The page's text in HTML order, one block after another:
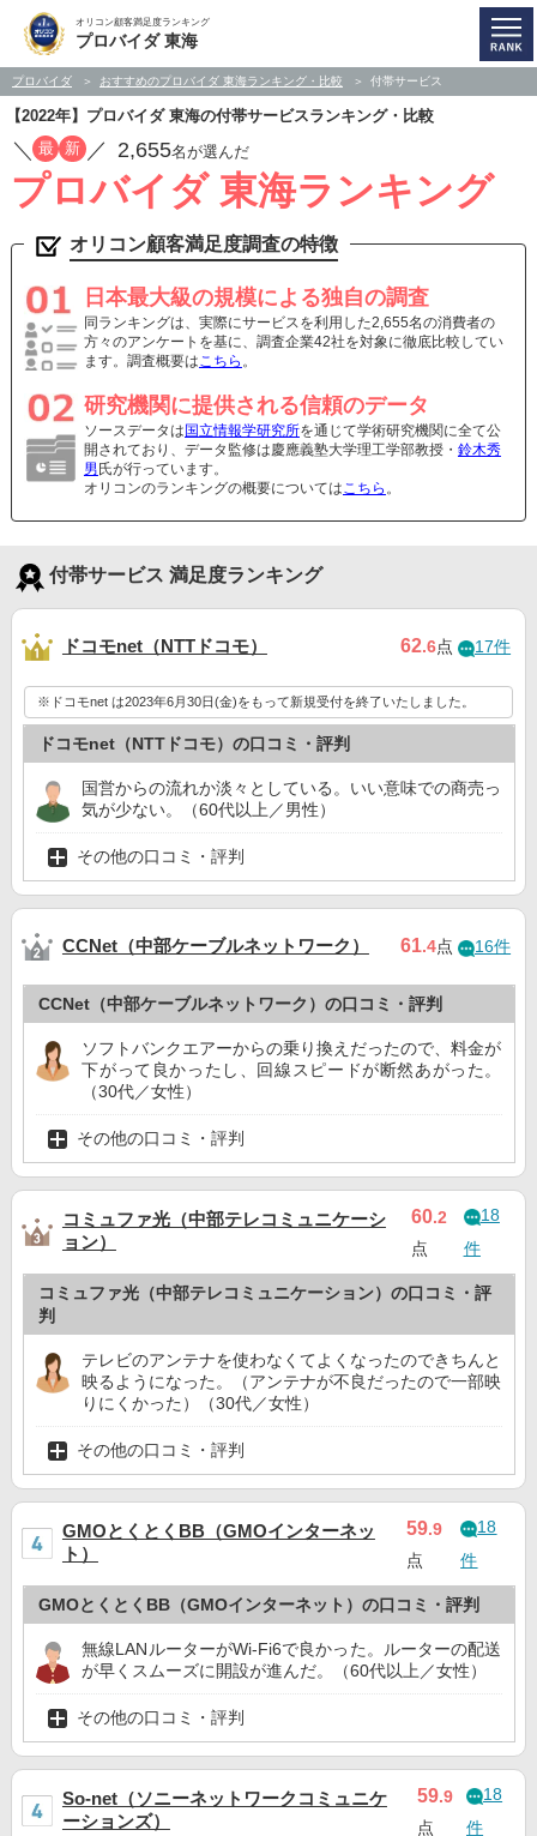
オリコン顧客満足度ランキング
プロバイダ 東海
プロバイダ おすすめのプロバイダ 東海ランキング・比較 付帯サービス
【2022年】プロバイダ 東海の付帯サービスランキング・比較
／ 最 新 ／ 2,655名が選んだ
プロバイダ 東海ランキング
オリコン顧客満足度調査の特徴
日本最大級の規模による独自の調査
同ランキングは、実際にサービスを利用した2,655名の消費者の
方々のアンケートを基に、調査企業42社を対象に徹底比較してい
ます。調査概要はこちら 。
研究機関に提供される信頼のデータ
ソースデータは 国立情報学研究所を通じて学術研究機関に全て公
開されており、データ監修は慶應義塾大学理工学部教授・ 鈴木秀
男 氏が行っています。
オリコンのランキングの概要についてはこちら 。
付帯サービス 満足度ランキング
ドコモnet（NTTドコモ） 62.6点 17件
※ドコモnet は2023年6月30日(金)をもって新規受付を終了いたしました。
ドコモnet（NTTドコモ）の口コミ・評判
国営からの流れか淡々としている。いい意味での商売っ
気が少ない。（60代以上／男性）
その他の口コミ・評判
CCNet（中部ケーブルネットワーク） 61.4点 16件
CCNet（中部ケーブルネットワーク）の口コミ・評判
ソフトバンクエアーからの乗り換えだったので、料金が
下がって良かったし、回線スピードが断然あがった。
（30代／女性）
その他の口コミ・評判
コミュファ光（中部テレコミュニケーシ
ョン）
60.2
点
18
件
コミュファ光（中部テレコミュニケーション）の口コミ・評
判
テレビのアンテナを使わなくてよくなったのできちんと
映るようになった。（アンテナが不良だったので一部映
りにくかった）（30代／女性）
その他の口コミ・評判
GMOとくとくBB（GMOインターネッ
ト）
59.9
点
18
件
GMOとくとくBB（GMOインターネット）の口コミ・評判
無線LANルーターがWi-Fi6で良かった。ルーターの配送
が早くスムーズに開設が進んだ。（60代以上／女性）
その他の口コミ・評判
So-net（ソニーネットワークコミュニケ
ーションズ）
59.9
点
18
件